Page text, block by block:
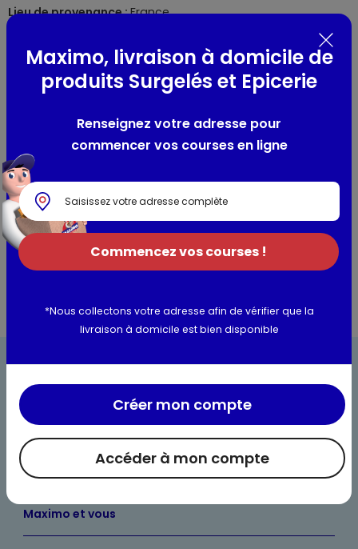
Lieu de provenance :France
Utilisation et conservation
Composition / Ingrédients / Allergènes
Eau gazéifiée, sucre, acidifiant : acide citrique, arôme
Valeurs nutritionnelles
Informations complémentaires
Bienvenue chez Maximo
Maximo et vous
Maximo, livraison à domicile de
produits Surgelés et Epicerie
Renseignez votre adresse pour
commencer vos courses en ligne
Commencez vos courses !
*Nous collectons votre adresse afin de vérifier que la
livraison à domicile est bien disponible
Accéder à mon compte
Créer mon compte